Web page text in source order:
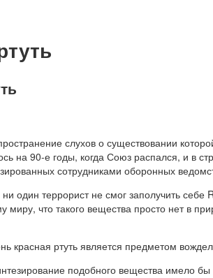
слухов о существовании
на 90-е годы, когда Союз распался, и в
сотрудниками оборонных
один террорист не смог заполучить
миру, что такого вещества просто нет в
красная ртуть является предметом
подобного вещества имело